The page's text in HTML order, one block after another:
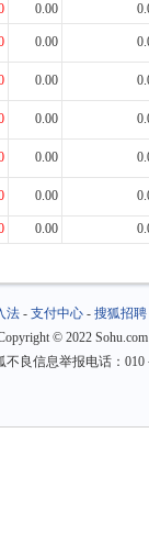
0.00
0.00
0.00
0.00
0.00
0.00
0.00
法 -支付中心 -搜狐招聘
© 2022
不良信息举报电话：010